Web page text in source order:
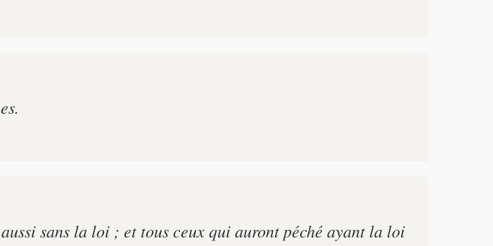
sans la loi ; et tous ceux qui auront péché ayant la loi